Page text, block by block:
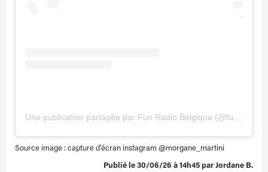
Source image : capture d’écran instagram @morgane_martini
Publié le 30/06/26 à 14h45 par Jordane B.